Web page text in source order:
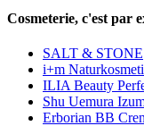
Cosmeterie, c'est par
SALT & STONE
i+m
ILIA Beauty
Shu Uemura
Erborian BB